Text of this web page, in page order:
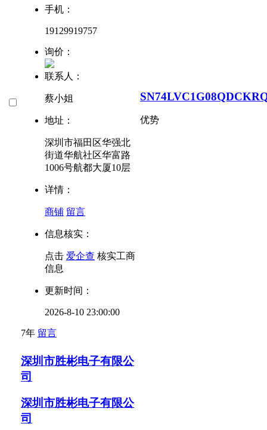
手机：
19129919757
询价：
联系人：
蔡小姐
地址：
深圳市福田区华强北
街道华航社区华富路
1006号航都大厦10层
详情：
商铺 留言
信息核实：
点击 爱企查 核实工商
信息
更新时间：
2026-8-10 23:00:00
7年 留言
优势
深圳市胜彬电子有限公
司
深圳市胜彬电子有限公
司